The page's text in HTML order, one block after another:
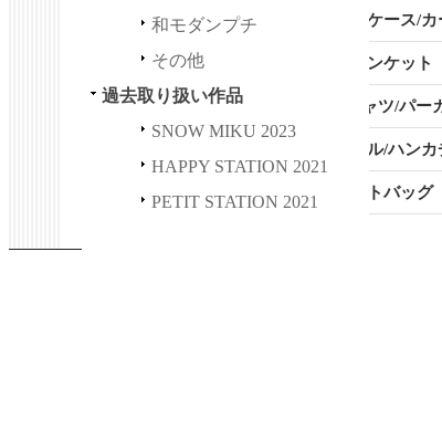
HAPPY＆PETIT STATION 2
021
1
初音ミク GALAXY LIVE 202
0
LUPIN THE IIIRD 血煙の石
名刺ケース/
ブランケット
Tシャツ/パー
タオル/ハン
トートバッグ
和モダンプチ
その他
過去取り扱い作品
SNOW MIKU 2023
HAPPY STATION 2021
PETIT STATION 2021